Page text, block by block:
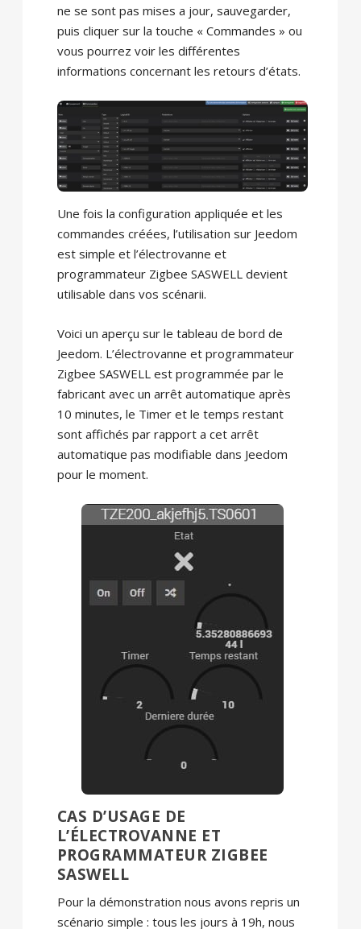
ne se sont pas mises a jour, sauvegarder,
puis cliquer sur la touche « Commandes » ou
vous pourrez voir les différentes
informations concernant les retours d’états.
Une fois la configuration appliquée et les
commandes créées, l’utilisation sur Jeedom
est simple et l’électrovanne et
programmateur Zigbee SASWELL devient
utilisable dans vos scénarii.
Voici un aperçu sur le tableau de bord de
Jeedom. L’électrovanne et programmateur
Zigbee SASWELL est programmée par le
fabricant avec un arrêt automatique après
10 minutes, le Timer et le temps restant
sont affichés par rapport a cet arrêt
automatique pas modifiable dans Jeedom
pour le moment.
CAS D’USAGE DE
L’ÉLECTROVANNE ET
PROGRAMMATEUR ZIGBEE
SASWELL
Pour la démonstration nous avons repris un
scénario simple : tous les jours à 19h, nous